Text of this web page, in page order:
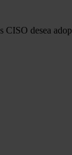
CISO desea